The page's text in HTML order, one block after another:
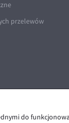
do
przelewów